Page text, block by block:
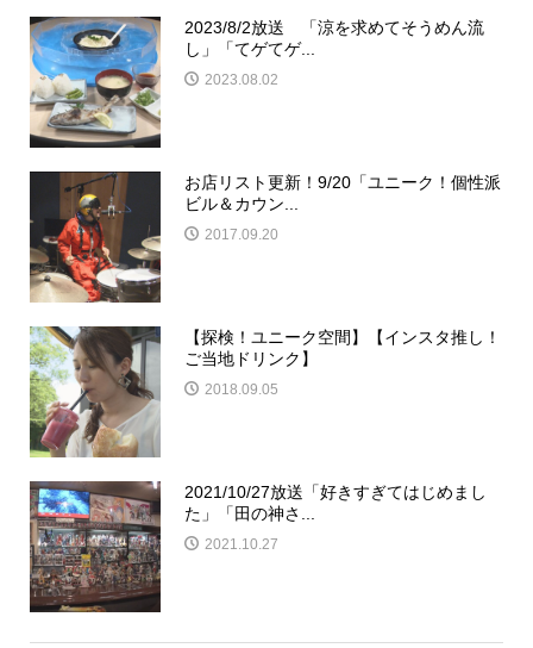
2023/8/2放送 「涼を求めてそうめん流
し」「てゲてゲ...
2023.08.02
お店リスト更新！9/20「ユニーク！個性派
ビル＆カウン...
2017.09.20
【探検！ユニーク空間】【インスタ推し！
ご当地ドリンク】
2018.09.05
2021/10/27放送「好きすぎてはじめまし
た」「田の神さ...
2021.10.27